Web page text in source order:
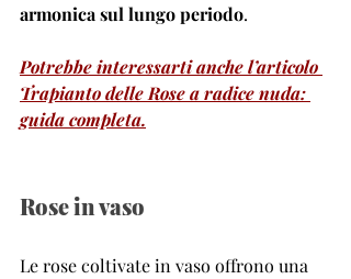
armonica sul lungo periodo.
Potrebbe interessarti anche l’articolo
Trapianto delle Rose a radice nuda:
guida completa.
Rose in vaso
Le rose coltivate in vaso offrono una